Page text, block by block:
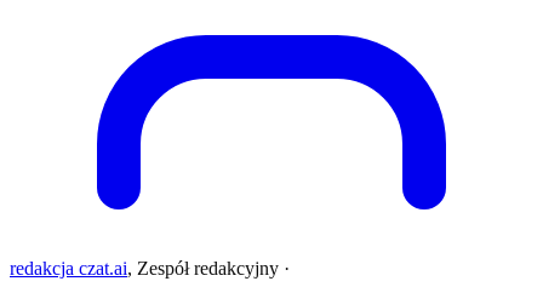
redakcja czat.ai, Zespół redakcyjny ·